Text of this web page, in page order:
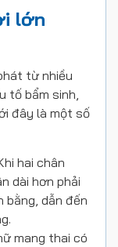
lớn
từ nhiều
tố bẩm sinh,
đây là một số
hai chân
dài hơn phải
dẫn đến
mang thai có